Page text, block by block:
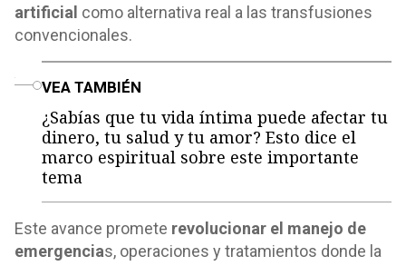
artificial como alternativa real a las transfusiones
convencionales.
VEA TAMBIÉN
¿Sabías que tu vida íntima puede afectar tu
dinero, tu salud y tu amor? Esto dice el
marco espiritual sobre este importante
tema
Este avance promete revolucionar el manejo de
emergencias, operaciones y tratamientos donde la